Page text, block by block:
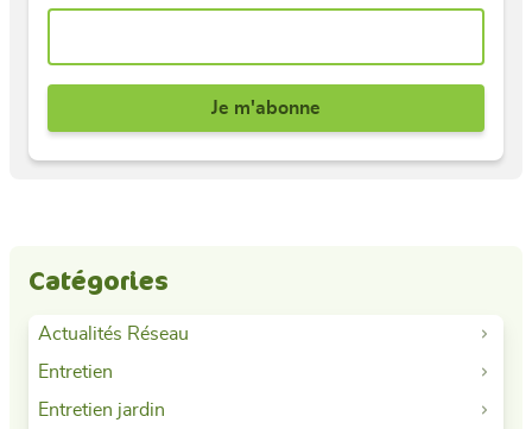
Catégories
Actualités Réseau
Entretien
Entretien jardin